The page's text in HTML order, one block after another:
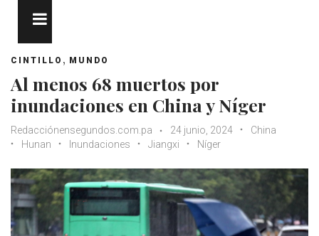
CINTILLO , MUNDO
Al menos 68 muertos por
inundaciones en China y Níger
Redacciónensegundos.com.pa 24 junio, 2024
China
Hunan
Inundaciones Jiangxi Níger